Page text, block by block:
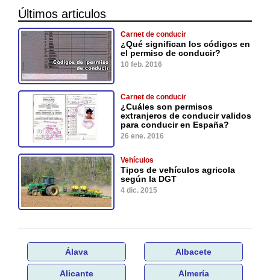
Últimos articulos
Carnet de conducir
¿Qué significan los códigos en
el permiso de conducir?
10 feb. 2016
Carnet de conducir
¿Cuáles son permisos
extranjeros de conducir validos
para conducir en España?
26 ene. 2016
Vehículos
Tipos de vehículos agricola
según la DGT
4 dic. 2015
Álava Albacete
Alicante Almería